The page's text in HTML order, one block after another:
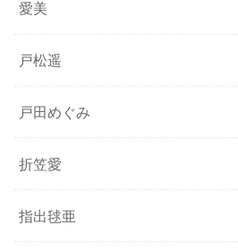
愛美
戸松遥
戸田めぐみ
折笠愛
指出毬亜